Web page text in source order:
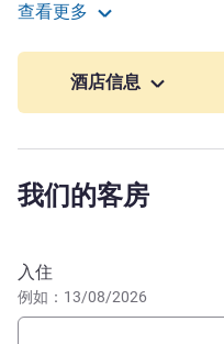
应新鲜的现代美食。我们
无疑是您放松身心的绝佳
There is a lot happening
Westfield, to wide open
sporting events.
请致电 1300 987 610
Chris Ma 酒店管理
查看更多
酒店信息
我们的客房
预订此酒店
入住
例如：13/08/2026